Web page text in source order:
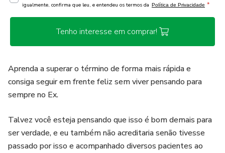
igualmente, confirma que leu, e entendeu os termos da Política de Privacidade *
Tenho interesse em comprar!
Aprenda a superar o término de forma mais rápida e
consiga seguir em frente feliz sem viver pensando para
sempre no Ex.
Talvez você esteja pensando que isso é bom demais para
ser verdade, e eu também não acreditaria senão tivesse
passado por isso e acompanhado diversos pacientes ao